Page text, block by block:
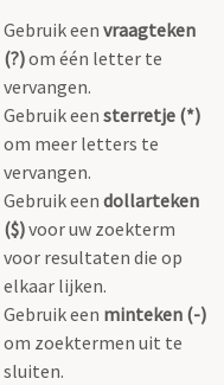
Gebruik een vraagteken
(?)om één letter te
vervangen.
Gebruik een sterretje (*)
om meer letters te
vervangen.
Gebruik een dollarteken
($)voor uw zoekterm
voor resultaten die op
elkaar lijken.
Gebruik een minteken (-)
om zoektermen uit te
sluiten.